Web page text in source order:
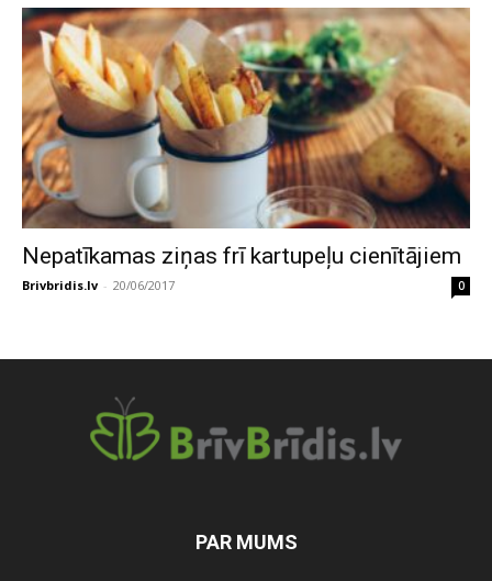
Nepatīkamas ziņas frī kartupeļu cienītājiem
Brivbridis.lv - 20/06/2017 0
PAR MUMS